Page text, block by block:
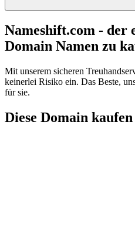
Nameshift.com - der
Domain Namen zu
Mit unserem sicheren
keinerlei Risiko ein. Das Beste,
für sie.
Diese Domain kaufen